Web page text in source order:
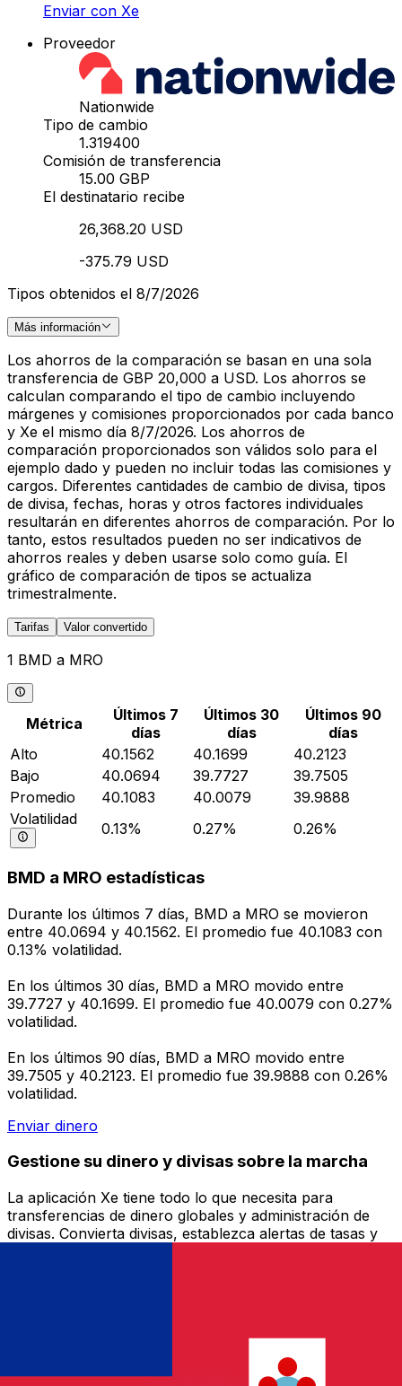
Enviar con Xe
Proveedor
Nationwide
Tipo de cambio
1.319400
Comisión de transferencia
15.00 GBP
El destinatario recibe
26,368.20 USD
-375.79 USD
Tipos obtenidos el 8/7/2026
Más información
Los ahorros de la comparación se basan en una sola
transferencia de GBP 20,000 a USD. Los ahorros se
calculan comparando el tipo de cambio incluyendo
márgenes y comisiones proporcionados por cada banco
y Xe el mismo día 8/7/2026. Los ahorros de
comparación proporcionados son válidos solo para el
ejemplo dado y pueden no incluir todas las comisiones y
cargos. Diferentes cantidades de cambio de divisa, tipos
de divisa, fechas, horas y otros factores individuales
resultarán en diferentes ahorros de comparación. Por lo
tanto, estos resultados pueden no ser indicativos de
ahorros reales y deben usarse solo como guía. El
gráfico de comparación de tipos se actualiza
trimestralmente.
Tarifas Valor convertido
1 BMD a MRO
Métrica
Últimos 7
días
Últimos 30
días
Últimos 90
días
Alto
40.1562 40.1699
40.2123
Bajo
40.0694 39.7727
39.7505
Promedio
40.1083 40.0079
39.9888
Volatilidad
0.13% 0.27% 0.26%
BMD a MRO estadísticas
Durante los últimos 7 días, BMD a MRO se movieron
entre 40.0694 y 40.1562. El promedio fue 40.1083 con
0.13% volatilidad.
En los últimos 30 días, BMD a MRO movido entre
39.7727 y 40.1699. El promedio fue 40.0079 con 0.27%
volatilidad.
En los últimos 90 días, BMD a MRO movido entre
39.7505 y 40.2123. El promedio fue 39.9888 con 0.26%
volatilidad.
Enviar dinero
Gestione su dinero y divisas sobre la marcha
La aplicación Xe tiene todo lo que necesita para
transferencias de dinero globales y administración de
divisas. Convierta divisas, establezca alertas de tasas y